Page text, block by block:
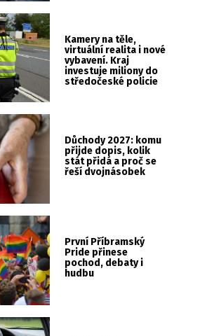
Kamery na těle,
virtuální realita i nové
vybavení. Kraj
investuje miliony do
středočeské policie
Důchody 2027: komu
přijde dopis, kolik
stát přidá a proč se
řeší dvojnásobek
První Příbramský
Pride přinese
pochod, debaty i
hudbu